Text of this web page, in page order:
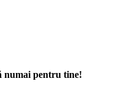
numai pentru tine!